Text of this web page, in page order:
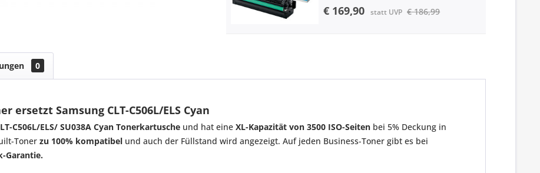
€ 169,90 statt UVP € 186,99
0
ersetzt Samsung CLT-C506L/ELS Cyan
C506L/ELS/ SU038A Cyan Tonerkartusche und hat eine XL-Kapazität von 3500 ISO-Seiten bei 5% Deckung in
Toner zu 100% kompatibel und auch der Füllstand wird angezeigt. Auf jeden Business-Toner gibt es bei
Garantie.